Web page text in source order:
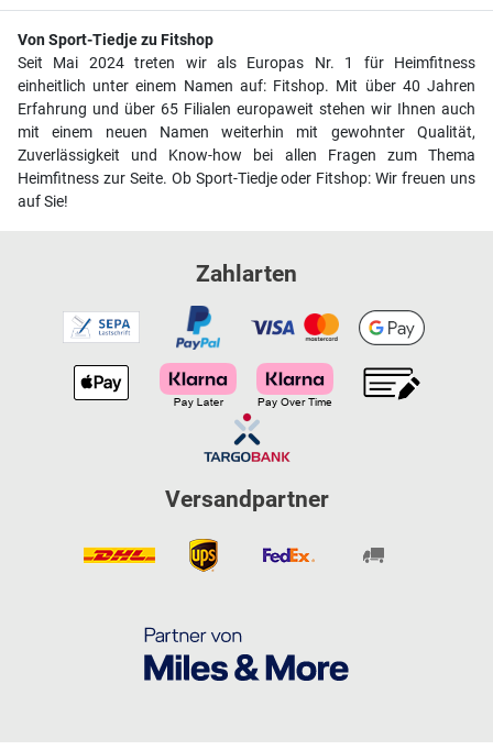
Von Sport-Tiedje zu Fitshop
Seit Mai 2024 treten wir als Europas Nr. 1 für Heimfitness
einheitlich unter einem Namen auf: Fitshop. Mit über 40 Jahren
Erfahrung und über 65 Filialen europaweit stehen wir Ihnen auch
mit einem neuen Namen weiterhin mit gewohnter Qualität,
Zuverlässigkeit und Know-how bei allen Fragen zum Thema
Heimfitness zur Seite. Ob Sport-Tiedje oder Fitshop: Wir freuen uns
auf Sie!
Zahlarten
Versandpartner